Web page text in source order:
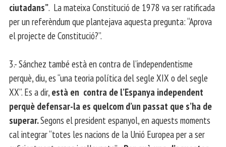
ciutadans”. La mateixa Constitució de 1978 va ser ratificada
per un referèndum que plantejava aquesta pregunta: “Aprova
el projecte de Constitució?”.
3.- Sánchez també està en contra de l’independentisme
perquè, diu, es “una teoria política del segle XIX o del segle
XX”. Es a dir, està en contra de l’Espanya independent
perquè defensar-la es quelcom d’un passat que s’ha de
superar.Segons el president espanyol, en aquests moments
cal integrar “totes les nacions de la Unió Europea per a ser